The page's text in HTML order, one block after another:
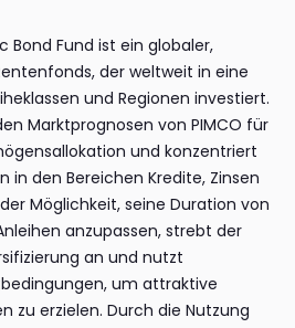
Bond Fund ist ein globaler,
der weltweit in eine
und Regionen investiert.
Marktprognosen von PIMCO für
und konzentriert
in den Bereichen Kredite, Zinsen
Möglichkeit, seine Duration von
anzupassen, strebt der
an und nutzt
um attraktive
zu erzielen. Durch die Nutzung